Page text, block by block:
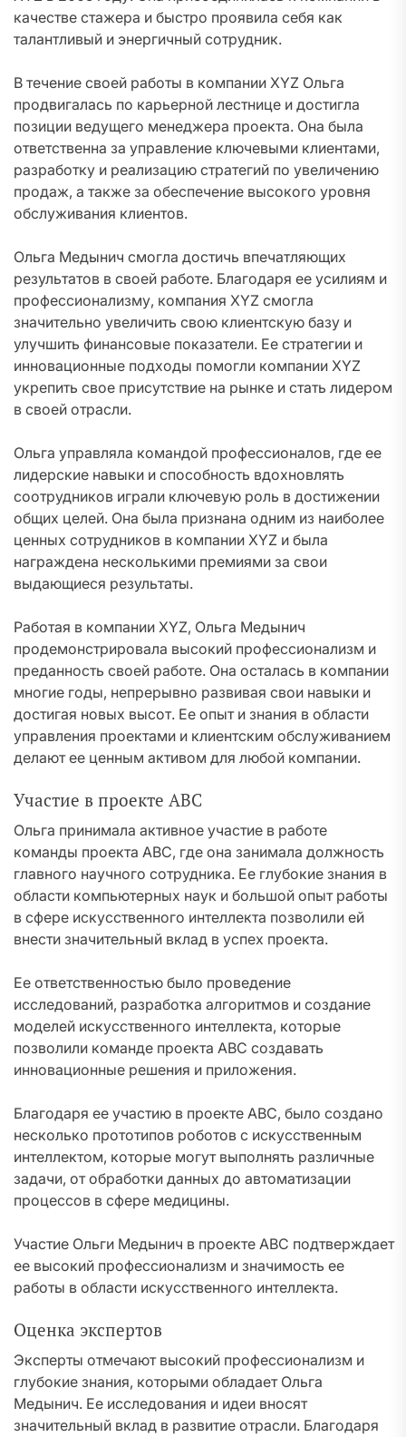
качестве стажера и быстро проявила себя как
талантливый и энергичный сотрудник.
В течение своей работы в компании XYZ Ольга
продвигалась по карьерной лестнице и достигла
позиции ведущего менеджера проекта. Она была
ответственна за управление ключевыми клиентами,
разработку и реализацию стратегий по увеличению
продаж, а также за обеспечение высокого уровня
обслуживания клиентов.
Ольга Медынич смогла достичь впечатляющих
результатов в своей работе. Благодаря ее усилиям и
профессионализму, компания XYZ смогла
значительно увеличить свою клиентскую базу и
улучшить финансовые показатели. Ее стратегии и
инновационные подходы помогли компании XYZ
укрепить свое присутствие на рынке и стать лидером
в своей отрасли.
Ольга управляла командой профессионалов, где ее
лидерские навыки и способность вдохновлять
соотрудников играли ключевую роль в достижении
общих целей. Она была признана одним из наиболее
ценных сотрудников в компании XYZ и была
награждена несколькими премиями за свои
выдающиеся результаты.
Работая в компании XYZ, Ольга Медынич
продемонстрировала высокий профессионализм и
преданность своей работе. Она осталась в компании
многие годы, непрерывно развивая свои навыки и
достигая новых высот. Ее опыт и знания в области
управления проектами и клиентским обслуживанием
делают ее ценным активом для любой компании.
Участие в проекте ABC
Ольга принимала активное участие в работе
команды проекта ABC, где она занимала должность
главного научного сотрудника. Ее глубокие знания в
области компьютерных наук и большой опыт работы
в сфере искусственного интеллекта позволили ей
внести значительный вклад в успех проекта.
Ее ответственностью было проведение
исследований, разработка алгоритмов и создание
моделей искусственного интеллекта, которые
позволили команде проекта ABC создавать
инновационные решения и приложения.
Благодаря ее участию в проекте ABC, было создано
несколько прототипов роботов с искусственным
интеллектом, которые могут выполнять различные
задачи, от обработки данных до автоматизации
процессов в сфере медицины.
Участие Ольги Медынич в проекте ABC подтверждает
ее высокий профессионализм и значимость ее
работы в области искусственного интеллекта.
Оценка экспертов
Эксперты отмечают высокий профессионализм и
глубокие знания, которыми обладает Ольга
Медынич. Ее исследования и идеи вносят
значительный вклад в развитие отрасли. Благодаря